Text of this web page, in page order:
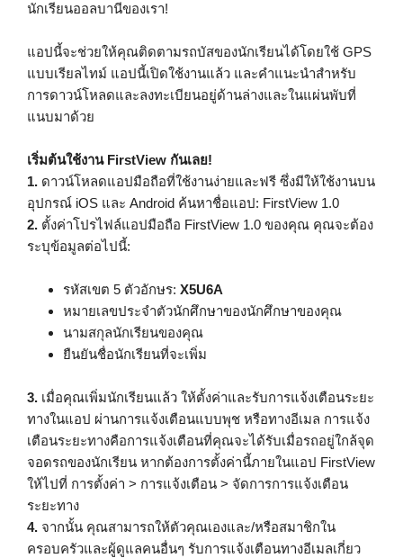
นักเรียนออลบานีของเรา!
แอปนี้จะช่วยให้คุณติดตามรถบัสของนักเรียนได้โดยใช้ GPS
แบบเรียลไทม์ แอปนี้เปิดใช้งานแล้ว และคำแนะนำสำหรับ
การดาวน์โหลดและลงทะเบียนอยู่ด้านล่างและในแผ่นพับที่
แนบมาด้วย
เริ่มต้นใช้งาน FirstView กันเลย!
1. ดาวน์โหลดแอปมือถือที่ใช้งานง่ายและฟรี ซึ่งมีให้ใช้งานบน
อุปกรณ์ iOS และ Android ค้นหาชื่อแอป: FirstView 1.0
2. ตั้งค่าโปรไฟล์แอปมือถือ FirstView 1.0 ของคุณ คุณจะต้อง
ระบุข้อมูลต่อไปนี้:
รหัสเขต 5 ตัวอักษร: X5U6A
หมายเลขประจำตัวนักศึกษาของนักศึกษาของคุณ
นามสกุลนักเรียนของคุณ
ยืนยันชื่อนักเรียนที่จะเพิ่ม
3. เมื่อคุณเพิ่มนักเรียนแล้ว ให้ตั้งค่าและรับการแจ้งเตือนระยะ
ทางในแอป ผ่านการแจ้งเตือนแบบพุช หรือทางอีเมล การแจ้ง
เตือนระยะทางคือการแจ้งเตือนที่คุณจะได้รับเมื่อรถอยู่ใกล้จุด
จอดรถของนักเรียน หากต้องการตั้งค่านี้ภายในแอป FirstView
ให้ไปที่ การตั้งค่า > การแจ้งเตือน > จัดการการแจ้งเตือน
ระยะทาง
4. จากนั้น คุณสามารถให้ตัวคุณเองและ/หรือสมาชิกใน
ครอบครัวและผู้ดูแลคนอื่นๆ รับการแจ้งเตือนทางอีเมลเกี่ยว